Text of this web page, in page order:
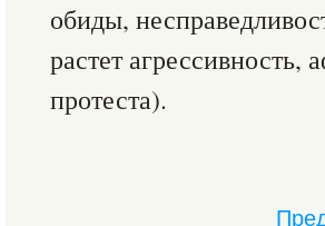
обиды,
растет
протеста).